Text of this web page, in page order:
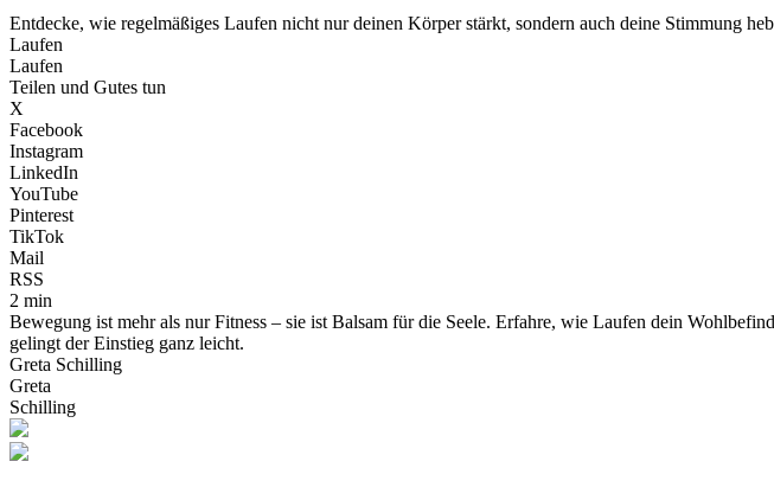
Entdecke, wie regelmäßiges Laufen nicht nur deinen Körper stärkt, sondern auch deine Stimmung
Laufen
Laufen
Teilen und Gutes tun
X
Facebook
Instagram
LinkedIn
YouTube
Pinterest
TikTok
Mail
RSS
2 min
Bewegung ist mehr als nur Fitness – sie ist Balsam für die Seele. Erfahre, wie Laufen dein
gelingt der Einstieg ganz leicht.
Greta Schilling
Greta
Schilling